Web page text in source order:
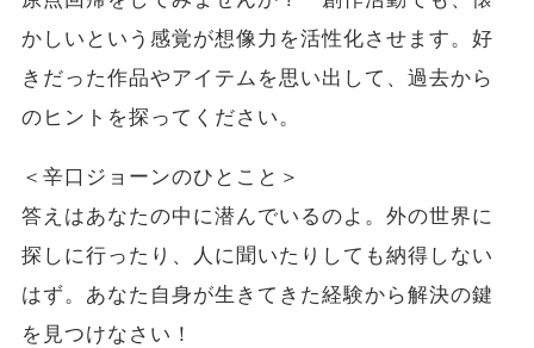
かしいという感覚が想像力を活性化させます。好
きだった作品やアイテムを思い出して、過去から
のヒントを探ってください。
＜辛口ジョーンのひとこと＞
答えはあなたの中に潜んでいるのよ。外の世界に
探しに行ったり、人に聞いたりしても納得しない
はず。あなた自身が生きてきた経験から解決の鍵
を見つけなさい！